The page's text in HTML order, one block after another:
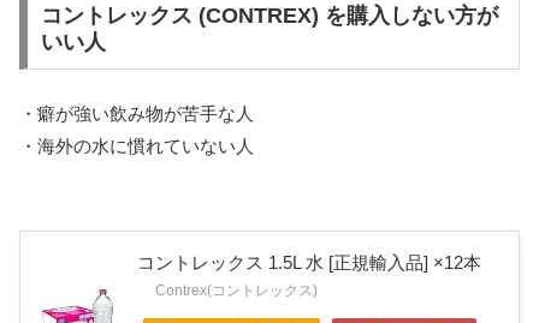
コントレックス (CONTREX) を購入しない方が
いい人
・癖が強い飲み物が苦手な人
・海外の水に慣れていない人
コントレックス 1.5L 水 [正規輸入品] ×12本
Contrex(コントレックス)